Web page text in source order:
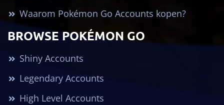
Waarom Pokémon Go Accounts kopen?
BROWSE POKÉMON GO
Shiny Accounts
Legendary Accounts
High Level Accounts